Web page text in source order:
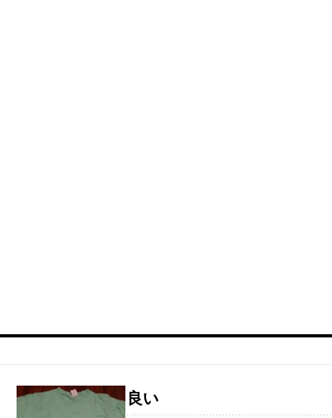
良い